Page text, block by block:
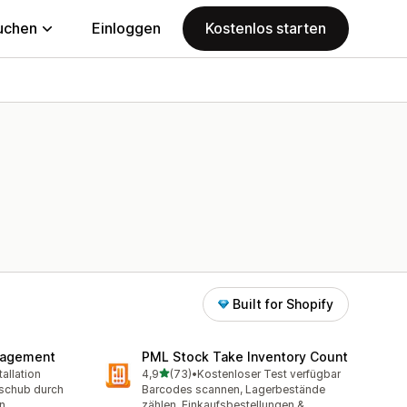
Einloggen Kostenlos starten
Built for Shopify
durch
PML Stock Take Inventory Count
4,9von 5 Sternen
(73)
73 Rezensionen insgesamt
•Kostenloser Test verfügbar
Barcodes scannen, Lagerbestände